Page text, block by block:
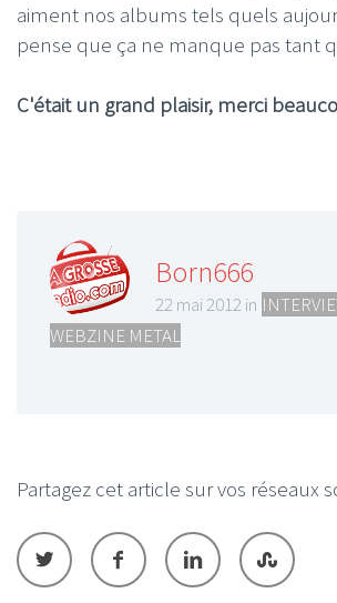
aiment nos albums tels quels
pense que ça ne manque pas tant
C'était un grand plaisir, merci
Born666
22 mai 2012 in
WEBZINE METAL
Partagez cet article sur vos réseaux